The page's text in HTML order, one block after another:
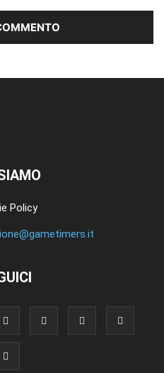
Policy